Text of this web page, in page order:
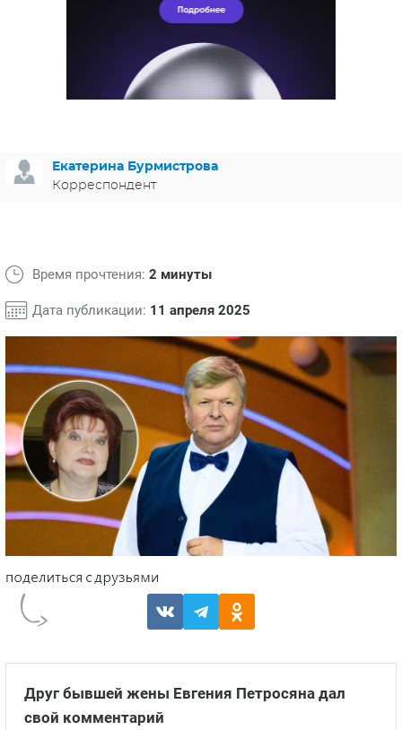
ГЕРМАНИЯ
СПОЙЛЕРЫ ИЗ СЕРИАЛОВ
Екатерина Бурмистрова
Корреспондент
Время прочтения: 2 минуты
Дата публикации: 11 апреля 2025
Друг бывшей жены Евгения Петросяна дал
свой комментарий